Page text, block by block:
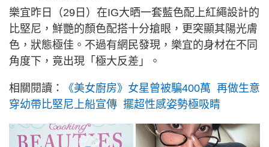
樂宜昨日（29日）在IG大晒一套藍色配上紅繩設計的
比堅尼，鮮艷的顏色配搭十分搶眼，更突顯其陽光膚
色，狀態極佳。不過有網民發現，樂宜的身材在不同
角度下，竟出現「極大反差」。
相關閱讀：
《美女廚房》女星曾被騙400萬 再做生意
穿幼帶比堅尼上船宣傳 擺超性感姿勢極吸睛